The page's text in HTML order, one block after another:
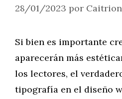
28/01/2023 por
Si bien es importante
aparecerán más
los lectores, el
tipografía en el diseño